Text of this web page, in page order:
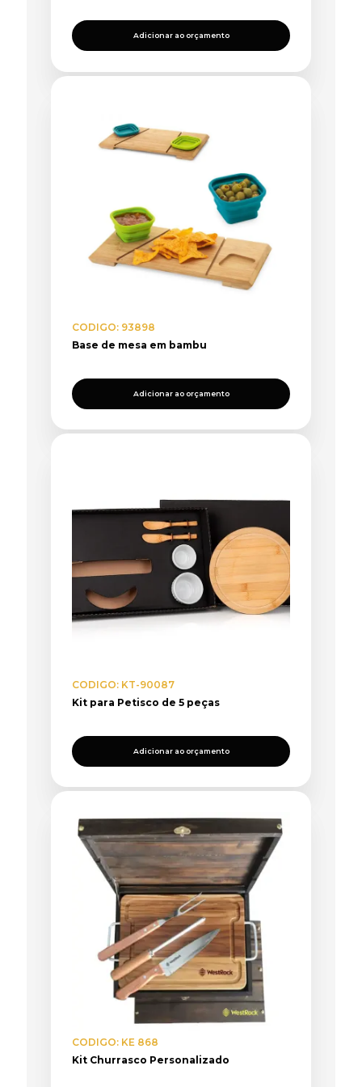
Adicionar ao orçamento
CODIGO: 93898
Base de mesa em bambu
Adicionar ao orçamento
CODIGO: KT-90087
Kit para Petisco de 5 peças
Adicionar ao orçamento
CODIGO: KE 868
Kit Churrasco Personalizado